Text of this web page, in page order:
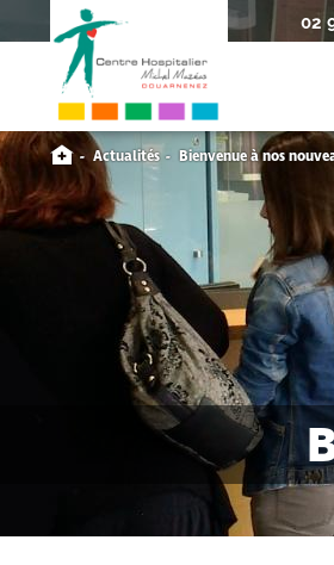
02
Actualités Bienvenue à nos